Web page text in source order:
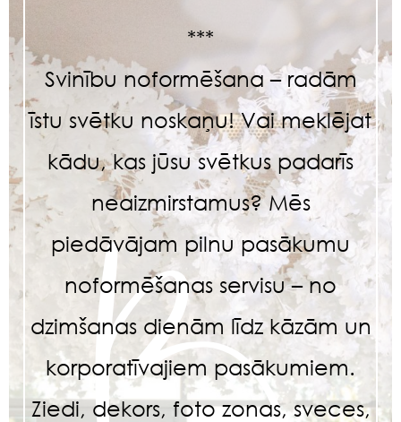
***
Svinību noformēšana – radām
īstu svētku noskaņu! Vai meklējat
kādu, kas jūsu svētkus padarīs
neaizmirstamus? Mēs
piedāvājam pilnu pasākumu
noformēšanas servisu – no
dzimšanas dienām līdz kāzām un
korporatīvajiem pasākumiem.
Ziedi, dekors, foto zonas, sveces,